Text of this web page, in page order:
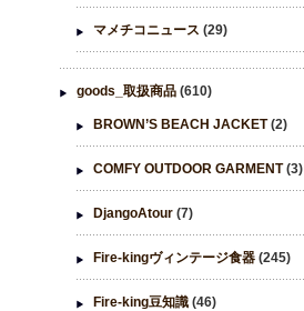
マメチコニュース (29)
goods_取扱商品 (610)
BROWN’S BEACH JACKET(2)
COMFY OUTDOOR GARMENT(3)
DjangoAtour (7)
Fire-kingヴィンテージ食器 (245)
Fire-king豆知識 (46)